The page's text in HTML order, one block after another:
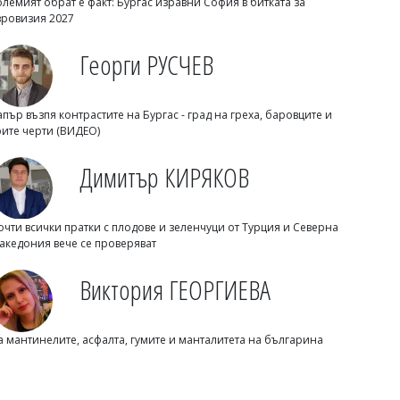
Димитър КИРЯКОВ
Будите се около 3 часа през нощта?
Розов таратор за 6,50 евро разбуни
2027
Георги РУСЧЕВ
възпя контрастите на Бургас - град на греха, баровците и
черти (ВИДЕО)
Димитър КИРЯКОВ
всички пратки с плодове и зеленчуци от Турция и Северна
вече се проверяват
Виктория ГЕОРГИЕВА
мантинелите, асфалта, гумите и манталитета на българина